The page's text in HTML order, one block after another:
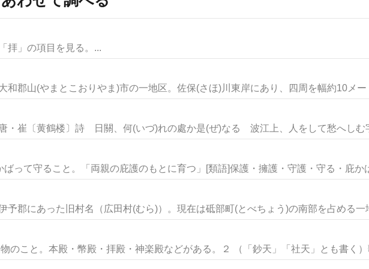
拝」の項目を見る。...
和郡山(やまとこおりやま)市の一地区。佐保(さほ)川東岸にあり、四周を幅約10メー
・崔〔黄鶴楼〕詩 日關、何(いづ)れの處か是(ぜ)なる 波江上、人をして愁へしむ
ばって守ること。「両親の庇護のもとに育つ」[類語]保護・擁護・守護・守る・庇か
予郡にあった旧村名（広田村(むら)）。現在は砥部町(とべちょう)の南部を占める一
のこと。本殿・幣殿・拝殿・神楽殿などがある。２ （「鈔天」「社天」とも書く